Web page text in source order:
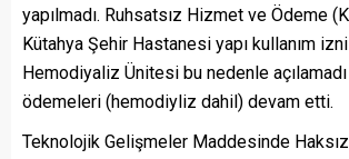
yapılmadı. Ruhsatsız Hizmet ve Ödeme
Kütahya Şehir Hastanesi yapı kullanım
Hemodiyaliz Ünitesi bu nedenle
ödemeleri (hemodiyliz dahil) devam etti.
Teknolojik Gelişmeler Maddesinde